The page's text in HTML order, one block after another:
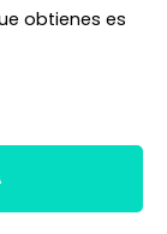
obtienes es